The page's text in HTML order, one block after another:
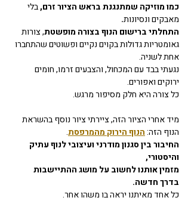
כמו מוזיקה שמתנגנת בראש הציור זרם, בלי
מאבקים ונסיונות.
התחלתי ברישום הנוף בצורה מופשטת, צורות
גאומטריות גדולות בקוים נקיים ופשוטים שהתחברו
אחת לשניה.
נגעתי בבד עם המכחול, והצבעים זרמו, חומים
ירוקים ואפורים.
כל צורה היא חלק מסיפור מרגש.
מיד אחרי הציור הזה, ציירתי ציור נוסף בהשראת
הנוף הזה: הנוף הירוק מהמרפסת.
החיבור בין סגנון מודרני ועיצובי לנוף עתיק
והיסטורי,
מזמין אותנו לחשוב על מושג ההתיישבות
בדרך חדשה.
כל אחד מאיתנו יראה בו משהו אחר.